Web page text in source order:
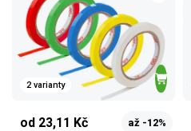
2 varianty
od 23,11 Kč až -12%